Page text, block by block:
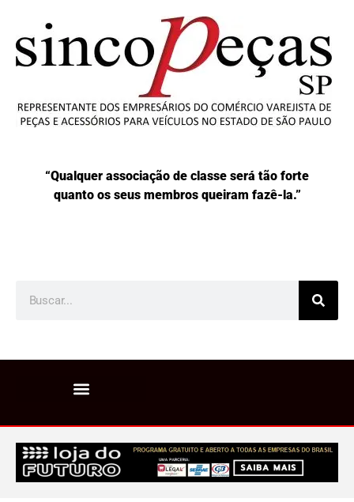
“Qualquer associação de classe será tão forte
quanto os seus membros queiram fazê-la.”